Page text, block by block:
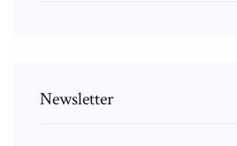
Newsletter